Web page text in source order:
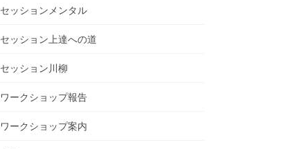
セッションメンタル
セッション上達への道
セッション川柳
ワークショップ報告
ワークショップ案内